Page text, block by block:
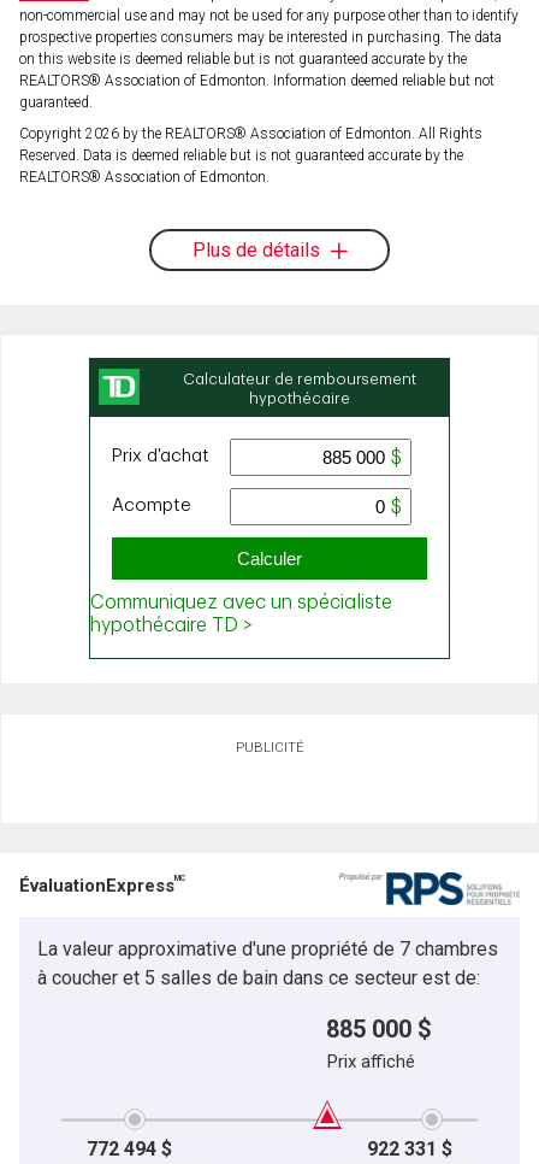
non-commercial use and may not be used for any purpose other than to identify
prospective properties consumers may be interested in purchasing. The data
on this website is deemed reliable but is not guaranteed accurate by the
REALTORS® Association of Edmonton. Information deemed reliable but not
guaranteed.
Copyright 2026 by the REALTORS® Association of Edmonton. All Rights
Reserved. Data is deemed reliable but is not guaranteed accurate by the
REALTORS® Association of Edmonton.
Plus de détails
PUBLICITÉ
ÉvaluationExpressMC
La valeur approximative d'une propriété de 7 chambres
à coucher et 5 salles de bain dans ce secteur est de:
885 000 $
Prix affiché
772 494 $ 922 331 $